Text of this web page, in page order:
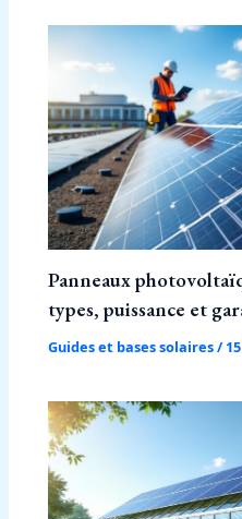
Panneaux
types, puissance et
Guides et bases solaires/